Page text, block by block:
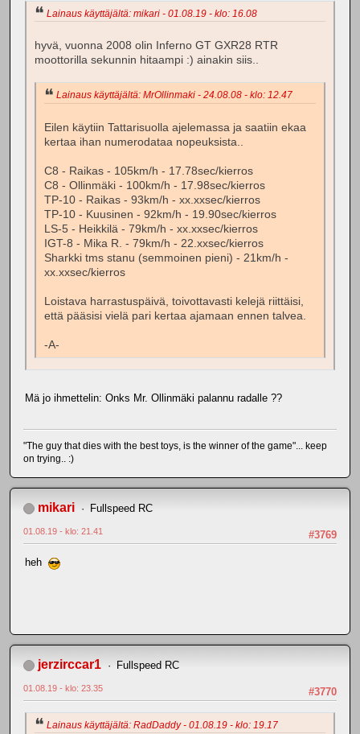
Lainaus käyttäjältä: mikari - 01.08.19 - klo: 16.08
hyvä, vuonna 2008 olin Inferno GT GXR28 RTR
moottorilla sekunnin hitaampi :) ainakin siis..
Lainaus käyttäjältä: MrOllinmaki - 24.08.08 - klo: 12.47
Eilen käytiin Tattarisuolla ajelemassa ja saatiin ekaa
kertaa ihan numerodataa nopeuksista..
C8 - Raikas - 105km/h - 17.78sec/kierros
C8 - Ollinmäki - 100km/h - 17.98sec/kierros
TP-10 - Raikas - 93km/h - xx.xxsec/kierros
TP-10 - Kuusinen - 92km/h - 19.90sec/kierros
LS-5 - Heikkilä - 79km/h - xx.xxsec/kierros
IGT-8 - Mika R. - 79km/h - 22.xxsec/kierros
Sharkki tms stanu (semmoinen pieni) - 21km/h -
xx.xxsec/kierros
Loistava harrastuspäivä, toivottavasti kelejä riittäisi,
että pääsisi vielä pari kertaa ajamaan ennen talvea.
-A-
Mä jo ihmettelin: Onks Mr. Ollinmäki palannu radalle ??
"The guy that dies with the best toys, is the winner of the game"... keep
on trying.. :)
mikari Fullspeed RC
#3769
01.08.19 - klo: 21.41
heh
jerzirccar1 Fullspeed RC
#3770
01.08.19 - klo: 23.35
Lainaus käyttäjältä: RadDaddy - 01.08.19 - klo: 19.17